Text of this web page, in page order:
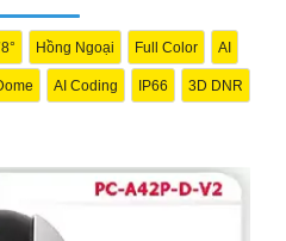
Hồng Ngoại Full Color AI
AI Coding IP66 3D DNR